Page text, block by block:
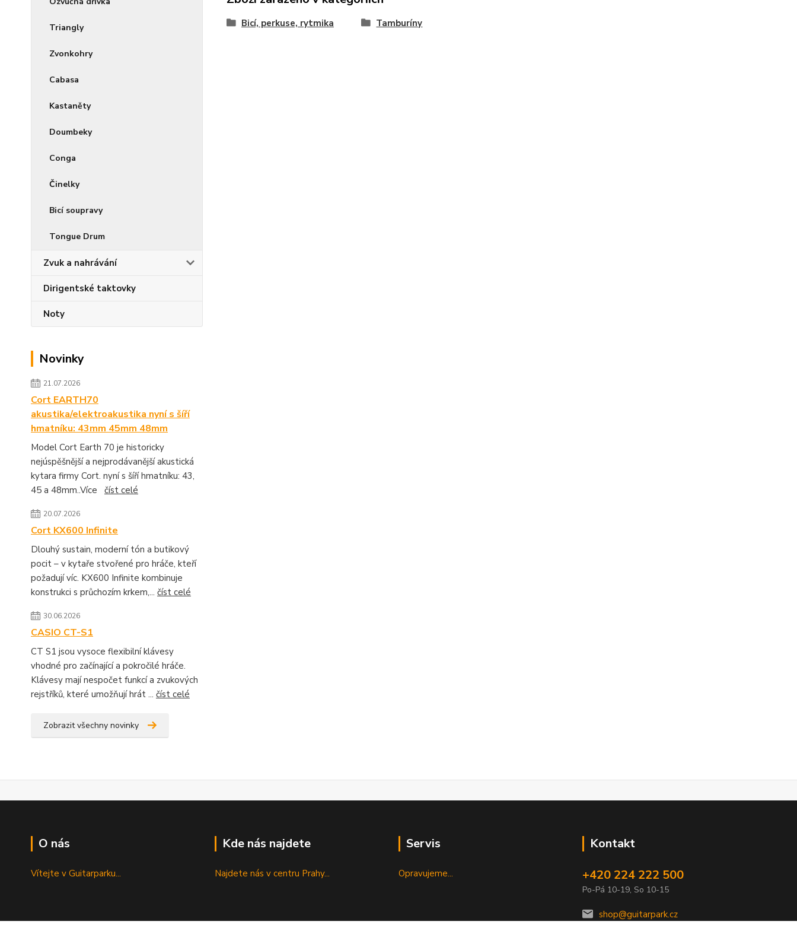
Triangly
Zvonkohry
Cabasa
Kastaněty
Doumbeky
Conga
Činelky
Bicí soupravy
Tongue Drum
Zvuk a nahrávání
Dirigentské taktovky
Noty
Novinky
21.07.2026
Cort EARTH70
akustika/elektroakustika nyní s šíří
hmatníku: 43mm 45mm 48mm
Model Cort Earth 70 je historicky
nejúspěšnější a nejprodávanější akustická
kytara firmy Cort. nyní s šíří hmatníku: 43,
45 a 48mm..Více číst celé
20.07.2026
Cort KX600 Infinite
Dlouhý sustain, moderní tón a butikový
pocit – v kytaře stvořené pro hráče, kteří
požadují víc. KX600 Infinite kombinuje
konstrukci s průchozím krkem,... číst celé
30.06.2026
CASIO CT-S1
CT S1 jsou vysoce flexibilní klávesy
vhodné pro začínající a pokročilé hráče.
Klávesy mají nespočet funkcí a zvukových
rejstříků, které umožňují hrát ... číst celé
Zobrazit všechny novinky
Bicí, perkuse, rytmika Tamburíny
O nás
Vítejte v Guitarparku...
Kde nás najdete
Najdete nás v centru Prahy...
Servis
Opravujeme...
Kontakt
+420 224 222 500
Po-Pá 10-19, So 10-15
shop@guitarpark.cz